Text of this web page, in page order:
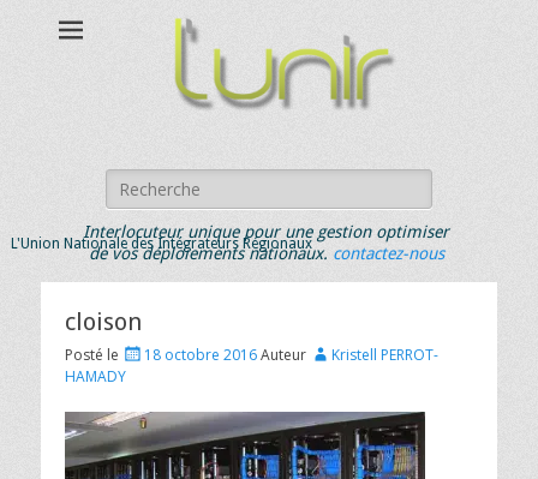
L'Union Nationale des Intégrateurs Régionaux
Rechercher :
Interlocuteur unique pour une gestion optimiser
de vos déploiements nationaux. contactez-nous
cloison
Posté le 18 octobre 2016Auteur
Kristell PERROT-
HAMADY